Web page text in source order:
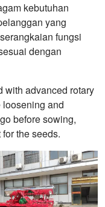
kebutuhan
yang
fungsi
dengan
with advanced rotary
and
before sowing,
the seeds.